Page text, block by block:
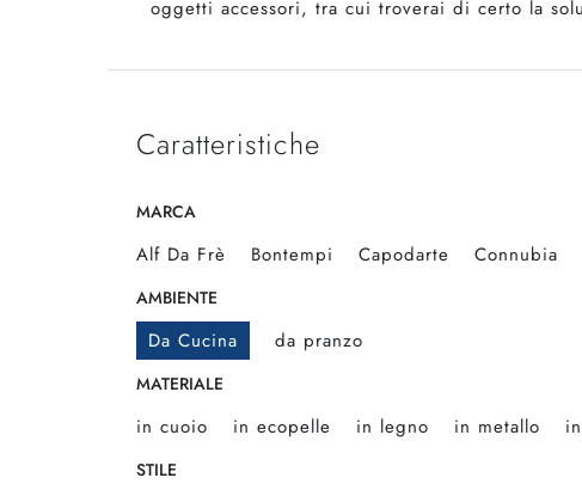
oggetti accessori, tra cui troverai di certo la
Caratteristiche
MARCA
Alf Da Frè Bontempi Capodarte Connubia
AMBIENTE
Da Cucina da pranzo
MATERIALE
in cuoio in ecopelle in legno in metallo
STILE